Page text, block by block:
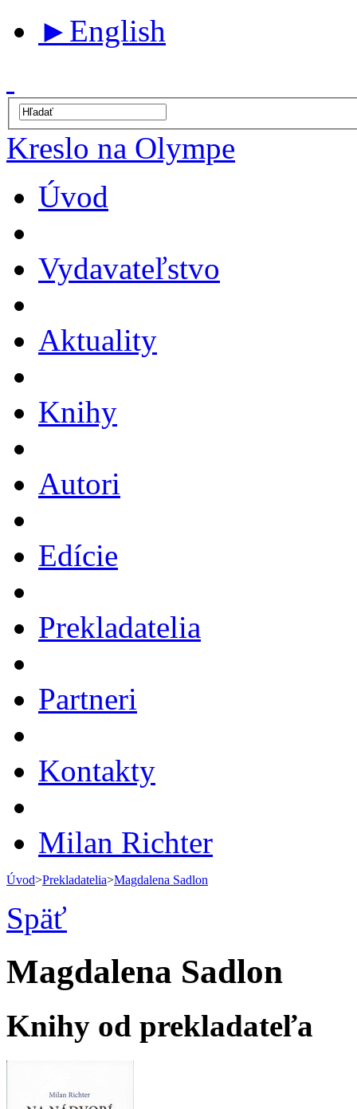
► English
Kreslo na Olympe
Úvod
Vydavateľstvo
Aktuality
Knihy
Autori
Edície
Prekladatelia
Partneri
Kontakty
Milan Richter
Úvod>Prekladatelia>Magdalena Sadlon
Späť
Magdalena Sadlon
Knihy od prekladateľa